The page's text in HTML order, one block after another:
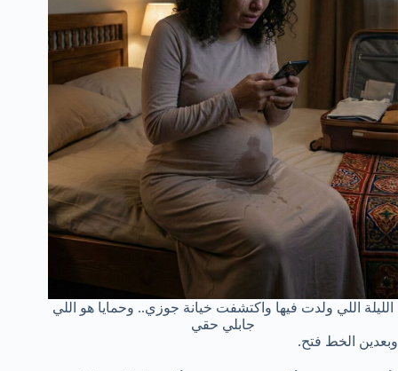
الليلة اللي ولدت فيها واكتشفت خيانة جوزي.. وحمايا هو اللي
جابلي حقي
وبعدين الخط فتح.